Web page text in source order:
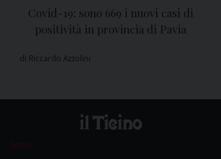
Covid-19: sono 669 i nuovi casi di
positività in provincia di Pavia
di Riccardo Azzolini
News